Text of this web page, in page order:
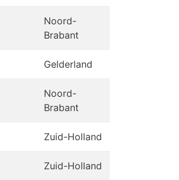
Noord-
Brabant
Gelderland
Noord-
Brabant
Zuid-Holland
Zuid-Holland